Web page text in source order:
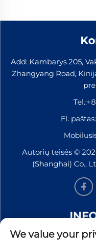
Add: Kambarys 205,
Zhangyang Road,
Tel.:
El. paštas:
Autorių teisės ©
(Shanghai) Co.,
Užsiregistruokite,
We value your